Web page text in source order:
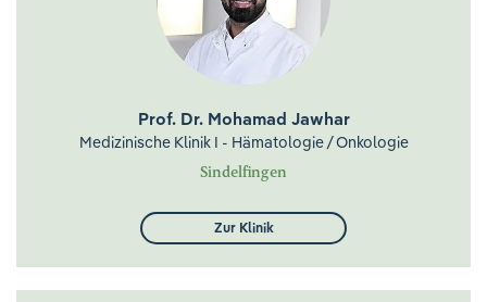
Prof. Dr. Mohamad Jawhar
Medizinische Klinik I - Hämatologie / Onkologie
Sindelfingen
Zur Klinik